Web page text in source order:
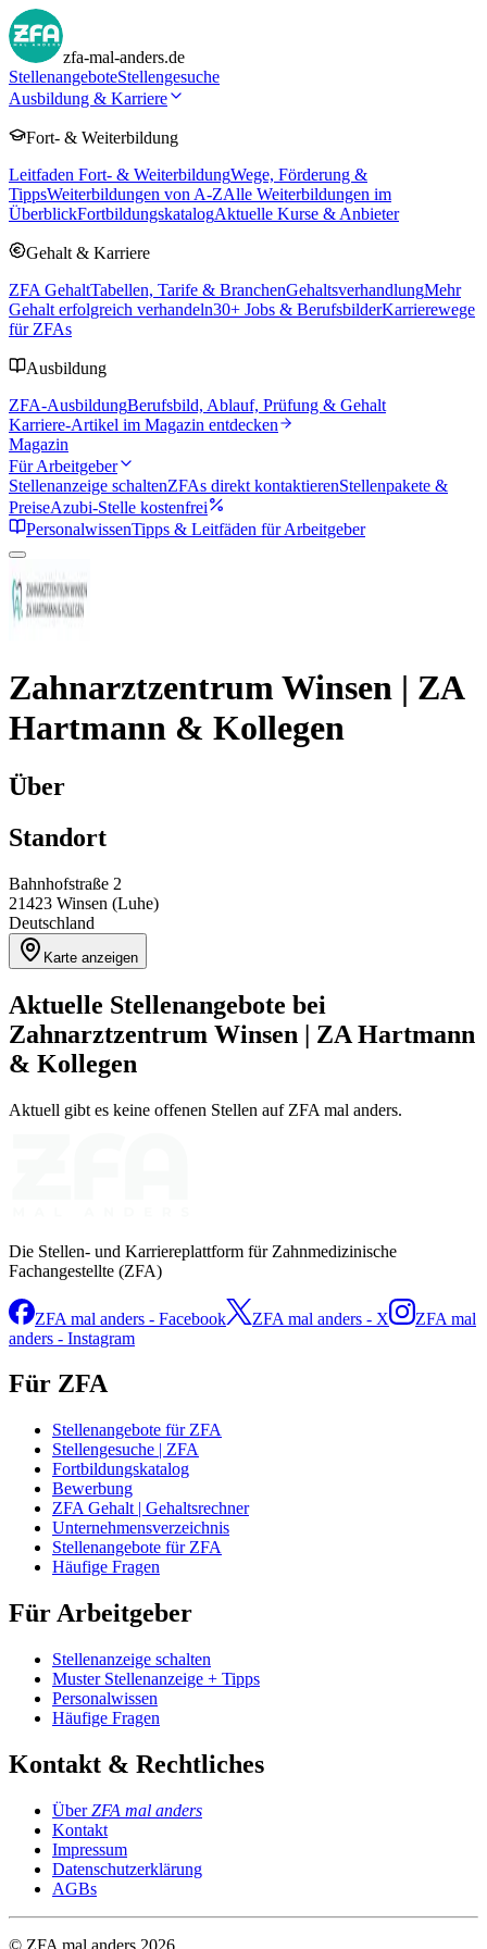
zfa-mal-anders.de
StellenangeboteStellengesuche
Ausbildung & Karriere
Fort- & Weiterbildung
Leitfaden Fort- & WeiterbildungWege, Förderung &
TippsWeiterbildungen von A-ZAlle Weiterbildungen im
ÜberblickFortbildungskatalogAktuelle Kurse & Anbieter
Gehalt & Karriere
ZFA GehaltTabellen, Tarife & BranchenGehaltsverhandlungMehr
Gehalt erfolgreich verhandeln30+ Jobs & BerufsbilderKarrierewege
für ZFAs
Ausbildung
ZFA-AusbildungBerufsbild, Ablauf, Prüfung & Gehalt
Karriere-Artikel im Magazin entdecken
Magazin
Für Arbeitgeber
Stellenanzeige schaltenZFAs direkt kontaktierenStellenpakete &
PreiseAzubi-Stelle kostenfrei
PersonalwissenTipps & Leitfäden für Arbeitgeber
Zahnarztzentrum Winsen | ZA
Hartmann & Kollegen
Über
Standort
Bahnhofstraße 2
21423 Winsen (Luhe)
Deutschland
Karte anzeigen
Aktuelle Stellenangebote bei
Zahnarztzentrum Winsen | ZA Hartmann
& Kollegen
Aktuell gibt es keine offenen Stellen auf ZFA mal anders.
Die Stellen- und Karriereplattform für Zahnmedizinische
Fachangestellte (ZFA)
ZFA mal anders - Facebook ZFA mal anders - X
ZFA mal
anders - Instagram
Für ZFA
Stellenangebote für ZFA
Stellengesuche | ZFA
Fortbildungskatalog
Bewerbung
ZFA Gehalt | Gehaltsrechner
Unternehmensverzeichnis
Stellenangebote für ZFA
Häufige Fragen
Für Arbeitgeber
Stellenanzeige schalten
Muster Stellenanzeige + Tipps
Personalwissen
Häufige Fragen
Kontakt & Rechtliches
ÜberZFA mal anders
Kontakt
Impressum
Datenschutzerklärung
AGBs
© ZFA mal anders 2026